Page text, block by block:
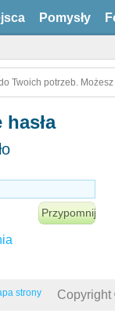
Pomysły
Twoich potrzeb.
strony